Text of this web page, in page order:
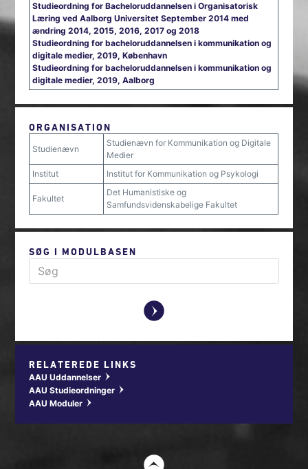
Studieordning for Bacheloruddannelsen i Organisatorisk
Læring ved Aalborg Universitet September 2014 med
ændring 2014, 2015, 2016, 2017 og 2018
Studieordning for bacheloruddannelsen i kommunikation og
digitale medier, 2019, København
Studieordning for bacheloruddannelsen i kommunikation og
digitale medier, 2019, Aalborg
ORGANISATION
Studienævn
Studienævn for Kommunikation og Digitale
Medier
Institut
Institut for Kommunikation og Psykologi
Fakultet
Det Humanistiske og
Samfundsvidenskabelige Fakultet
SØG I MODULBASEN
y
RELATEREDE LINKS
AAU Uddannelser w
AAU Studieordninger w
AAU Moduler w
t